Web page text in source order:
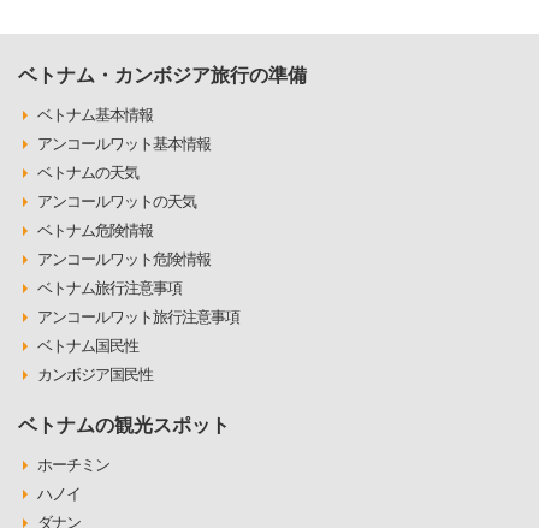
ベトナム・カンボジア旅行の準備
ベトナム基本情報
アンコールワット基本情報
ベトナムの天気
アンコールワットの天気
ベトナム危険情報
アンコールワット危険情報
ベトナム旅行注意事項
アンコールワット旅行注意事項
ベトナム国民性
カンボジア国民性
ベトナムの観光スポット
ホーチミン
ハノイ
ダナン